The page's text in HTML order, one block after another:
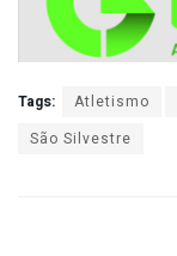
Tags: Atletismo
São Silvestre